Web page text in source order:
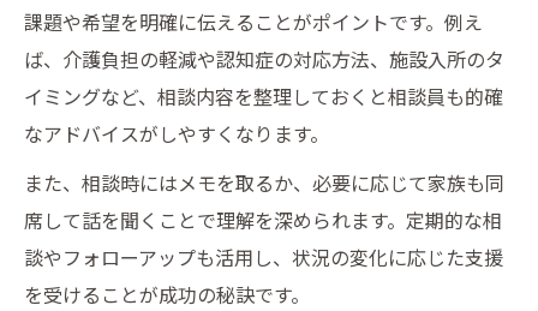
課題や希望を明確に伝えることがポイントです。例え
ば、介護負担の軽減や認知症の対応方法、施設入所のタ
イミングなど、相談内容を整理しておくと相談員も的確
なアドバイスがしやすくなります。
また、相談時にはメモを取るか、必要に応じて家族も同
席して話を聞くことで理解を深められます。定期的な相
談やフォローアップも活用し、状況の変化に応じた支援
を受けることが成功の秘訣です。